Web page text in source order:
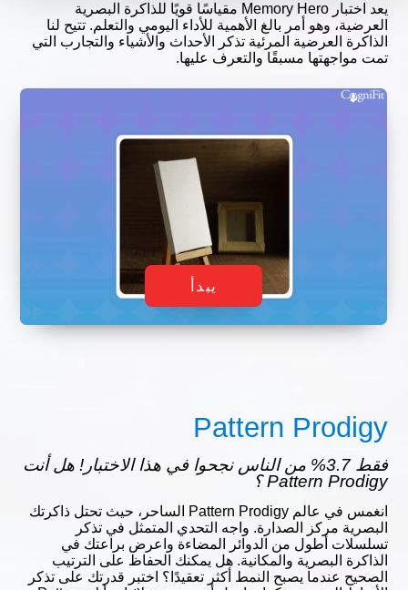
يعد اختبار Memory Hero مقياسًا قويًا للذاكرة البصرية
العرضية، وهو أمر بالغ الأهمية للأداء اليومي والتعلم. تتيح لنا
الذاكرة العرضية المرئية تذكر الأحداث والأشياء والتجارب التي
تمت مواجهتها مسبقًا والتعرف عليها.
يبدأ
Pattern Prodigy
فقط 3.7% من الناس نجحوا في هذا الاختبار! هل أنت
Pattern Prodigy ؟
انغمس في عالم Pattern Prodigy الساحر، حيث تحتل ذاكرتك
البصرية مركز الصدارة. واجه التحدي المتمثل في تذكر
تسلسلات أطول من الدوائر المضاءة واعرض براعتك في
الذاكرة البصرية والمكانية. هل يمكنك الحفاظ على الترتيب
الصحيح عندما يصبح النمط أكثر تعقيدًا؟ اختبر قدرتك على تذكر